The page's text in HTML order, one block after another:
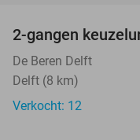
NEW
TODAY
2-gangen
De Beren Delft
Delft (8 km)
Verkocht: 12